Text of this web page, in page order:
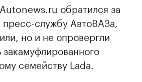
обратился за
службу АвтоВАЗа,
но и не опровергли
семейству Lada.